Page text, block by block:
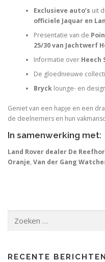
Exclusieve auto’s uit
officiele Jaquar en
Presentatie van de
25/30 van Jachtwerf
Informatie over Heech
De gloednieuwe
Brycklounge- en
Geniet van een hapje en een
de deelnemers en hun
In samenwerking met:
Land Rover dealer De
Oranje, Van der Gang
naar:
RECENTE BERICHTEN